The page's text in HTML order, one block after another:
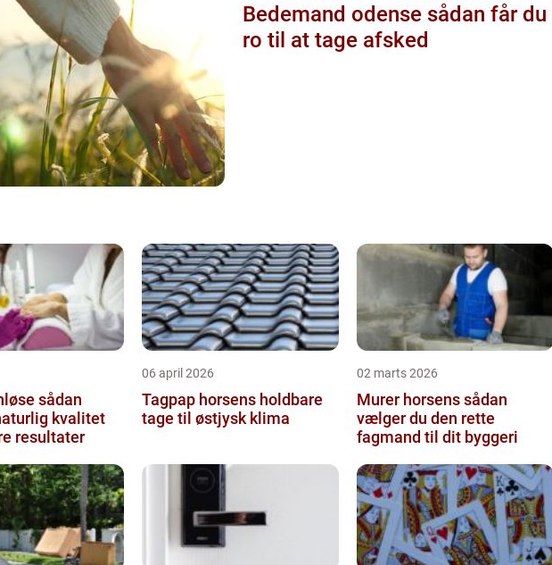
Bedemand odense sådan får du
ro til at tage afsked
sådan
kvalitet
resultater
06 april 2026
Tagpap horsens holdbare
tage til østjysk klima
02 marts 2026
Murer horsens sådan
vælger du den rette
fagmand til dit byggeri